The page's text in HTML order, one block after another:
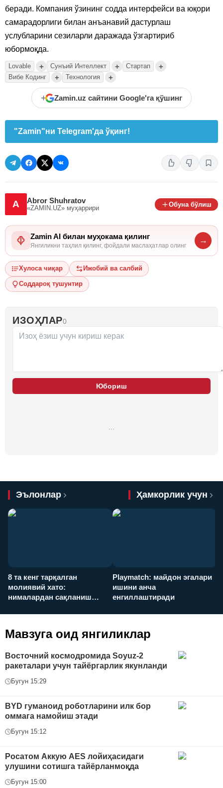
беради. Компания ўзининг содда интерфейси ва юқори
самарадорлиги билан анъанавий дастурлаш
услубларини сезиларли даражада ўзгартириб
юбормоқда.
Lovable + Сунъий Интеллект + Стартап +
Вибе Кодинг + Технология +
+ Zamin.uz сайтини Google'га қўшинг
"Zamin"ни Telegram'да ўқинг!
A Abror Shuhratov
«ZAMIN.UZ» муҳаррири
Обуна бўлиш
Zamin AI билан муҳокама қилинг
Янгиликни таҳлил қилинг, фойдали маслаҳатлар олинг
→
Хулоса чиқар Ижобий ва салбий
Соддароқ тушунтир
ИЗОҲЛАР0
Юбориш
…
Эълонлар Ҳамкорлик учун
8 та кенг тарқалган
молиявий хато:
нималардан сақланиш
Playmatch: майдон эгалари
ишини анча
енгиллаштиради
Мавзуга оид янгиликлар
Восточний космодромида Soyuz-2
ракеталари учун тайёргарлик якунланди
Бугун 15:29
BYD гуманоид роботларини илк бор
оммага намойиш этади
Бугун 15:12
Росатом Аккую AES лойиҳасидаги
улушини сотишга тайёрланмоқда
Бугун 15:00